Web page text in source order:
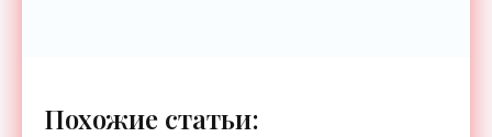
Похожие статьи: